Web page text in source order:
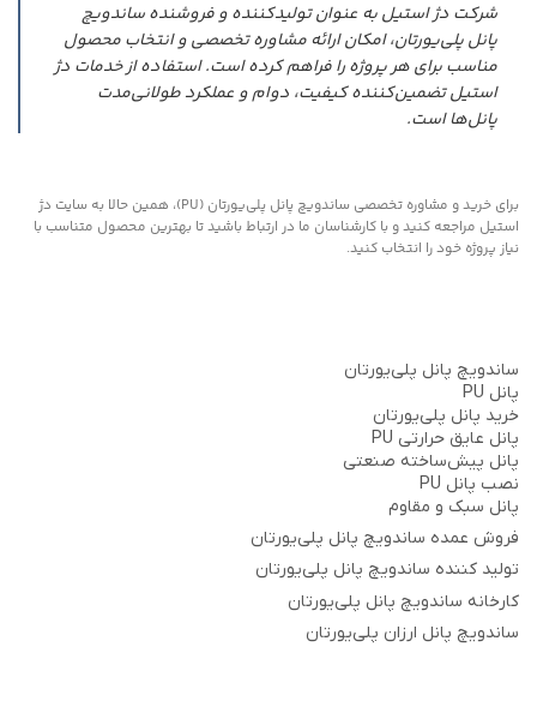
شرکت دژ استیل به عنوان تولیدکننده و فروشنده ساندویچ
پانل پلی‌یورتان، امکان ارائه مشاوره تخصصی و انتخاب محصول
مناسب برای هر پروژه را فراهم کرده است. استفاده از خدمات دژ
استیل تضمین‌کننده کیفیت، دوام و عملکرد طولانی‌مدت
پانل‌ها است.
برای خرید و مشاوره تخصصی ساندویچ پانل پلی‌یورتان (PU)، همین حالا به سایت دژ
استیل مراجعه کنید و با کارشناسان ما در ارتباط باشید تا بهترین محصول متناسب با
نیاز پروژه خود را انتخاب کنید.
ساندویچ پانل پلی‌یورتان
پانل PU
خرید پانل پلی‌یورتان
پانل عایق حرارتی PU
پانل پیش‌ساخته صنعتی
نصب پانل PU
پانل سبک و مقاوم
فروش عمده ساندویچ پانل پلی‌یورتان
تولید کننده ساندویچ پانل پلی‌یورتان
کارخانه ساندویچ پانل پلی‌یورتان
ساندویچ پانل ارزان پلی‌یورتان